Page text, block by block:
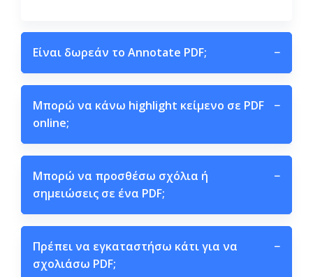
Είναι δωρεάν το Annotate PDF; −
Μπορώ να κάνω highlight κείμενο σε PDF
online;
−
Μπορώ να προσθέσω σχόλια ή
σημειώσεις σε ένα PDF;
−
Πρέπει να εγκαταστήσω κάτι για να
σχολιάσω PDF;
−